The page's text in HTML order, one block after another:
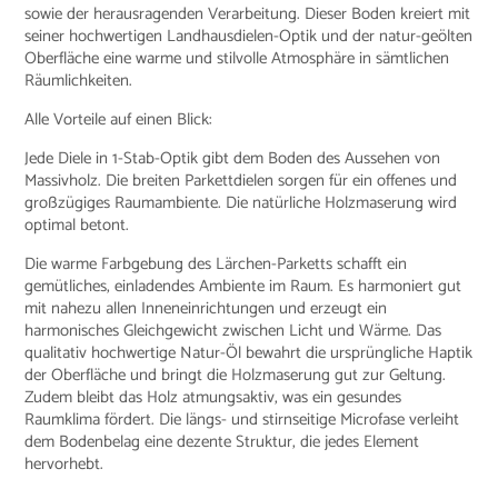
sowie der herausragenden Verarbeitung. Dieser Boden kreiert mit
seiner hochwertigen Landhausdielen-Optik und der natur-geölten
Oberfläche eine warme und stilvolle Atmosphäre in sämtlichen
Räumlichkeiten.
Alle Vorteile auf einen Blick:
Jede Diele in 1-Stab-Optik gibt dem Boden des Aussehen von
Massivholz. Die breiten Parkettdielen sorgen für ein offenes und
großzügiges Raumambiente. Die natürliche Holzmaserung wird
optimal betont.
Die warme Farbgebung des Lärchen-Parketts schafft ein
gemütliches, einladendes Ambiente im Raum. Es harmoniert gut
mit nahezu allen Inneneinrichtungen und erzeugt ein
harmonisches Gleichgewicht zwischen Licht und Wärme. Das
qualitativ hochwertige Natur-Öl bewahrt die ursprüngliche Haptik
der Oberfläche und bringt die Holzmaserung gut zur Geltung.
Zudem bleibt das Holz atmungsaktiv, was ein gesundes
Raumklima fördert. Die längs- und stirnseitige Microfase verleiht
dem Bodenbelag eine dezente Struktur, die jedes Element
hervorhebt.